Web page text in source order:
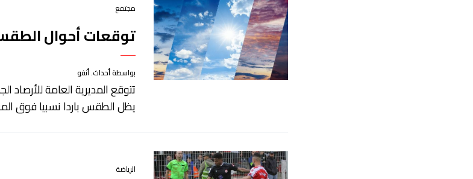
مجتمع
توقعات أحوال
بواسطة أحداث. أنفو
تتوقع المديرية العامة للأرصاد
يظل الطقس باردا نسبيا فوق
الرياضة